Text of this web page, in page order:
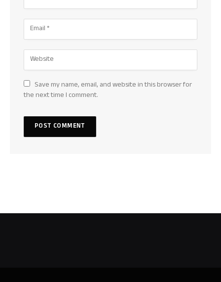
Save my name, email, and website in this browser for
the next time I comment.